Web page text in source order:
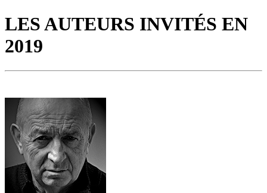
LES AUTEURS INVITÉS EN
2019